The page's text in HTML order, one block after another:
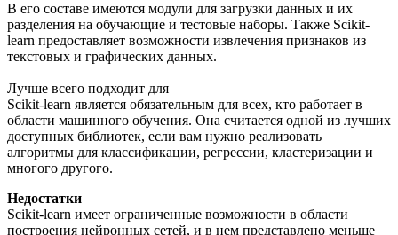
В его составе имеются модули для загрузки данных и их
разделения на обучающие и тестовые наборы. Также Scikit-
learn предоставляет возможности извлечения признаков из
текстовых и графических данных.
Лучше всего подходит для
Scikit-learn является обязательным для всех, кто работает в
области машинного обучения. Она считается одной из лучших
доступных библиотек, если вам нужно реализовать
алгоритмы для классификации, регрессии, кластеризации и
многого другого.
Недостатки
Scikit-learn имеет ограниченные возможности в области
построения нейронных сетей, и в нем представлено меньше